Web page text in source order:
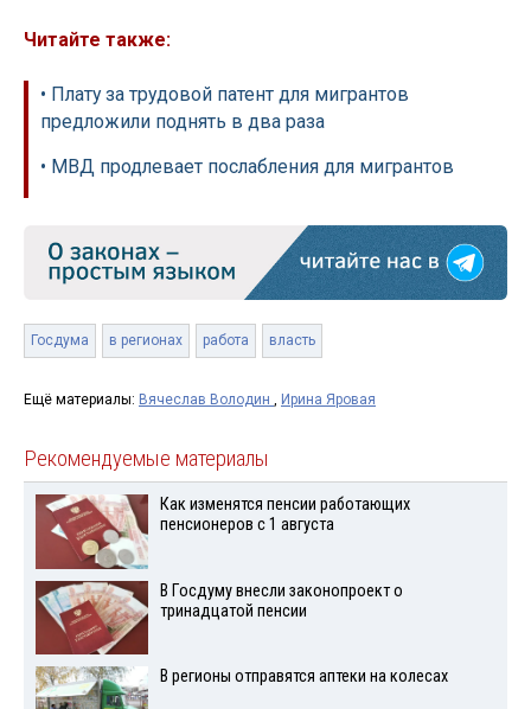
Читайте также:
• Плату за трудовой патент для мигрантов
предложили поднять в два раза
• МВД продлевает послабления для мигрантов
Госдума в регионах работа власть
Ещё материалы: Вячеслав Володин , Ирина Яровая
Рекомендуемые материалы
Как изменятся пенсии работающих
пенсионеров с 1 августа
В Госдуму внесли законопроект о
тринадцатой пенсии
В регионы отправятся аптеки на колесах